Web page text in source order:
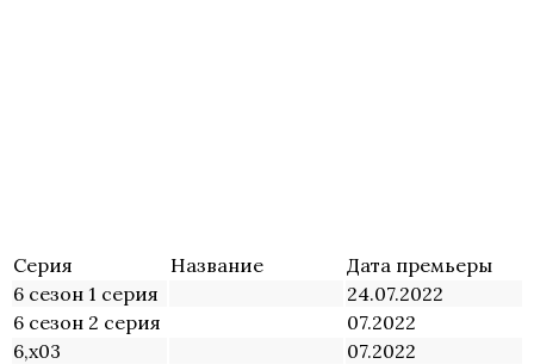
Серия Название
Дата премьеры
6 сезон 1 серия
24.07.2022
6 сезон 2 серия
07.2022
6,х03
07.2022